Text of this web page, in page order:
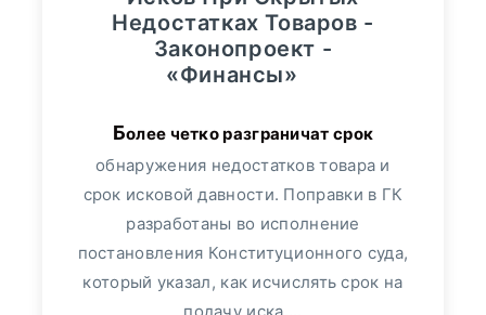
сегмента. Больше всего спрос
увеличился...
Альфа-Банк
Банк "ТРАСТ"
ВТБ24
Недостатках Товаров -
Законопроект -
«Финансы»
Более четко разграничат срок
обнаружения недостатков товара и
срок исковой давности. Поправки в ГК
разработаны во исполнение
постановления Конституционного суда,
который указал, как исчислять срок на